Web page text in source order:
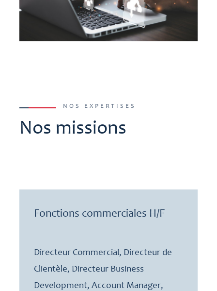
NOS EXPERTISES
Nos missions
Fonctions commerciales H/F
Directeur Commercial, Directeur de
Clientèle, Directeur Business
Development, Account Manager,